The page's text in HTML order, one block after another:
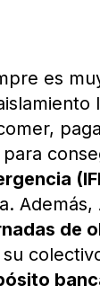
es
Además,
de